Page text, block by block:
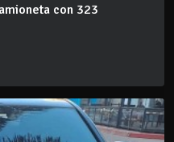
con 323